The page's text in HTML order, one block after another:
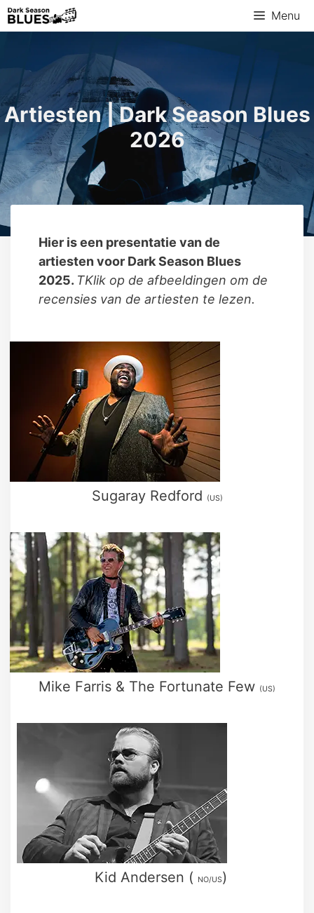
Menu
Artiesten | Dark Season Blues
2026
Hier is een presentatie van de
artiesten voor Dark Season Blues
2025. TKlik op de afbeeldingen om de
recensies van de artiesten te lezen.
Sugaray Redford (US)
Mike Farris & The Fortunate Few (US)
Kid Andersen ( NO/US)